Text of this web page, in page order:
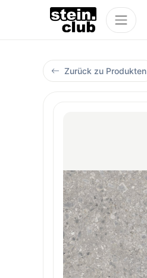
Zurück zu Produkten